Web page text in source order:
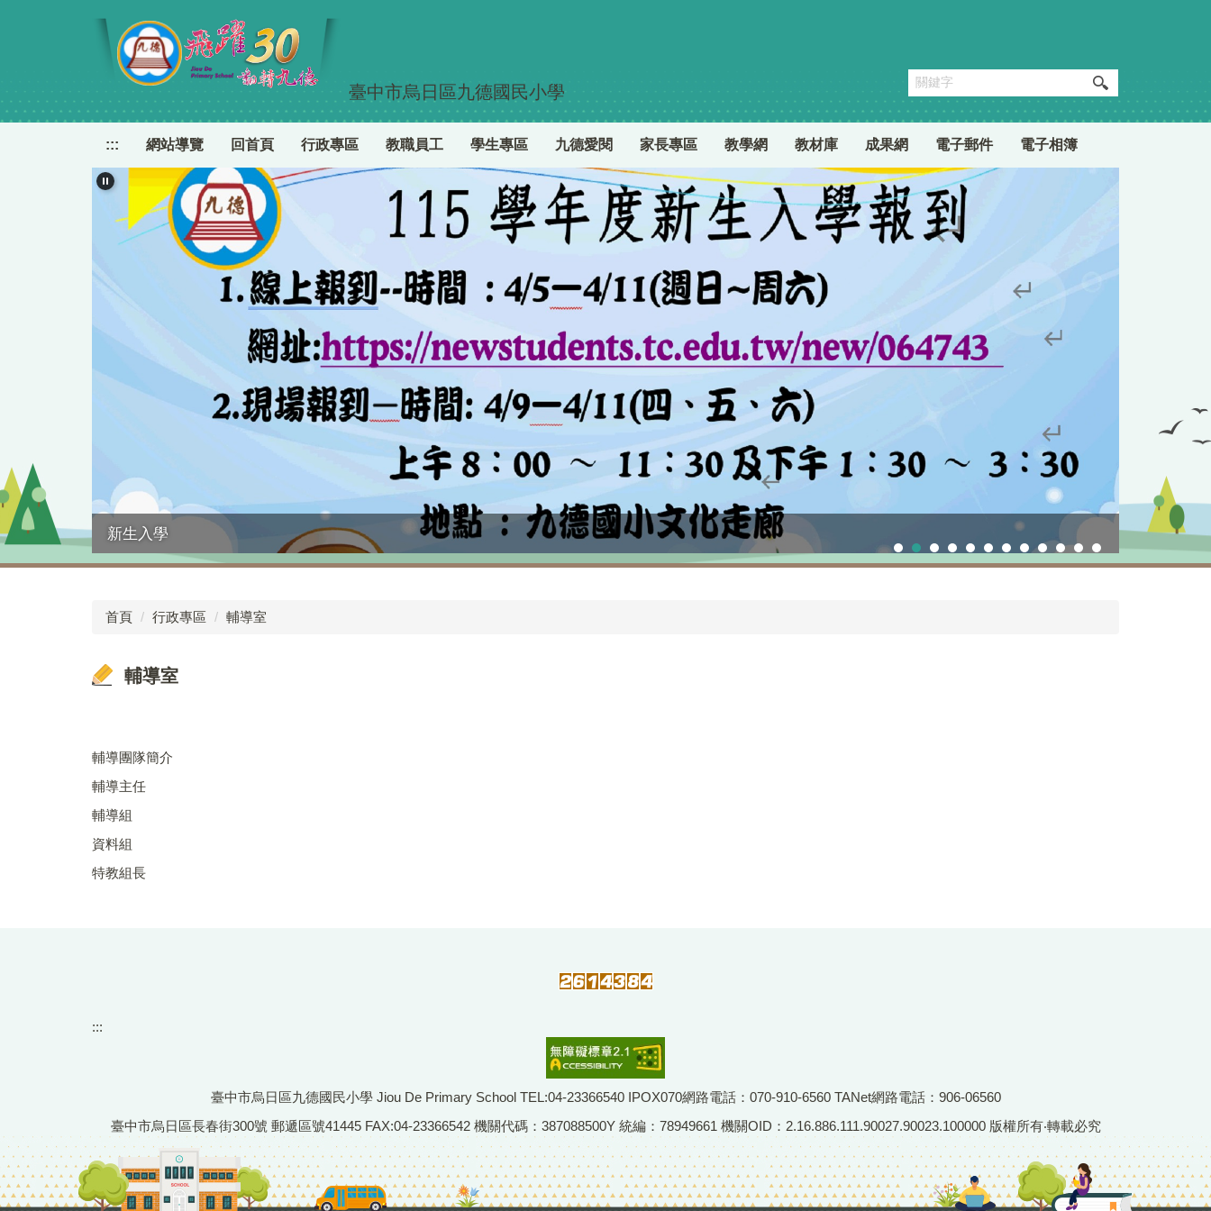
容
臺中市烏日區九德國民小學
::: 網站導覽 回首頁 行政專區 教職員工 學生專區 九德愛閱 家長專區 教學網 教材庫 成果網 電子郵件 電子相簿
新生入學 校慶運動會
首頁 行政專區 輔導室
輔導室
輔導團隊簡介
輔導主任
輔導組
資料組
特教組長
:::
臺中市烏日區九德國民小學 Jiou De Primary School TEL:04-23366540 IPOX070網路電話：070-910-6560 TANet網路電話：906-06560
臺中市烏日區長春街300號 郵遞區號41445 FAX:04-23366542 機關代碼：387088500Y 統編：78949661 機關OID：2.16.886.111.90027.90023.100000 版權所有‧轉載必究